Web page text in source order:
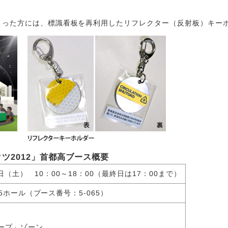
た方には、標識看板を再利用したリフレクター（反射板）キー
2012」首都高ブース概要
（土） 10：00～18：00（最終日は17：00まで）
ール（ブース番号：5-065）